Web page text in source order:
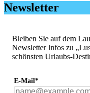
Newsletter
Bleiben Sie auf dem
Newsletter Infos zu
schönsten Urlaubs-
E-Mail*